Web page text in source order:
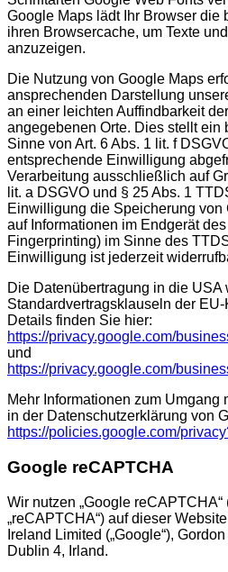
Google Maps lädt Ihr Browser die
ihren Browsercache, um Texte
anzuzeigen.
Die Nutzung von Google Maps
ansprechenden Darstellung
an einer leichten Auffindbarkeit
angegebenen Orte. Dies stellt ein
Sinne von Art. 6 Abs. 1 lit. f
entsprechende Einwilligung
Verarbeitung ausschließlich auf
lit. a DSGVO und § 25 Abs. 1
Einwilligung die Speicherung von
auf Informationen im Endgerät
Fingerprinting) im Sinne des
Einwilligung ist jederzeit
Die Datenübertragung in die USA
Standardvertragsklauseln der
Details finden Sie hier:
https://privacy.google.com/
und
https://privacy.google.com/
Mehr Informationen zum Umgang
in der Datenschutzerklärung von
https://policies.google.com/
Google reCAPTCHA
Wir nutzen „Google
„reCAPTCHA“) auf dieser
Ireland Limited („Google“),
Dublin 4, Irland.